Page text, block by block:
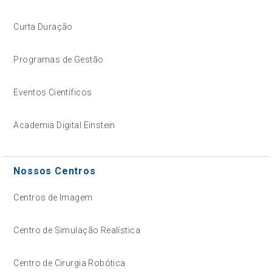
Curta Duração
Programas de Gestão
Eventos Científicos
Academia Digital Einstein
Nossos Centros
Centros de Imagem
Centro de Simulação Realística
Centro de Cirurgia Robótica